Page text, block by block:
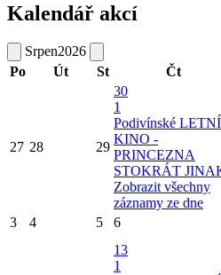
Kalendář akcí
Srpen2026
Po
Út St Čt
27 28 29
30
1
Podivínské LETNÍ
KINO -
PRINCEZNA
STOKRÁT
Zobrazit všechny
záznamy ze dne
3 4 5 6
13
1